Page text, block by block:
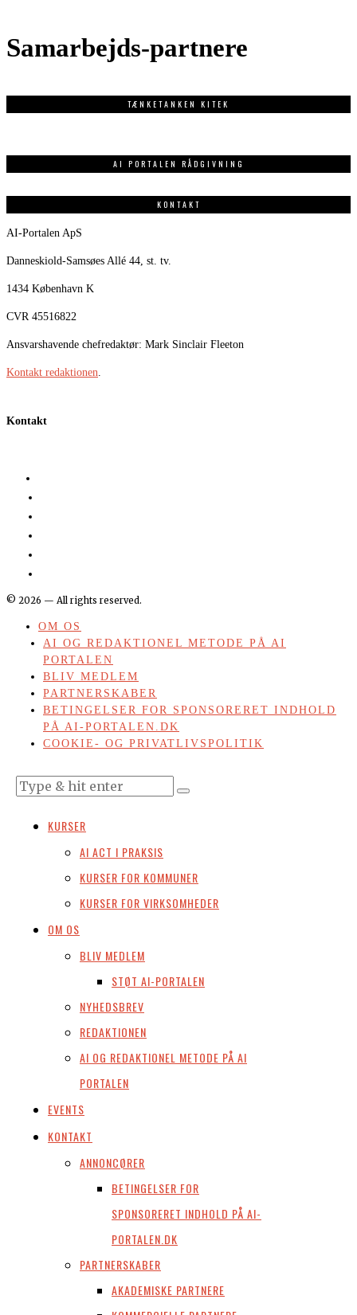
Samarbejds-partnere
TÆNKETANKEN KITEK
AI PORTALEN RÅDGIVNING
KONTAKT
AI-Portalen ApS
Danneskiold-Samsøes Allé 44, st. tv.
1434 København K
CVR 45516822
Ansvarshavende chefredaktør: Mark Sinclair Fleeton
Kontakt redaktionen
Kontakt
© 2026 — All rights reserved.
OM OS
AI OG REDAKTIONEL METODE PÅ AI
PORTALEN
BLIV MEDLEM
PARTNERSKABER
BETINGELSER FOR SPONSORERET INDHOLD
PÅ AI-PORTALEN.DK
COOKIE- OG PRIVATLIVSPOLITIK
KURSER
AI ACT I PRAKSIS
KURSER FOR KOMMUNER
KURSER FOR VIRKSOMHEDER
OM OS
BLIV MEDLEM
STØT AI-PORTALEN
NYHEDSBREV
REDAKTIONEN
AI OG REDAKTIONEL METODE PÅ AI
PORTALEN
EVENTS
KONTAKT
ANNONCØRER
BETINGELSER FOR
SPONSORERET INDHOLD PÅ AI-
PORTALEN.DK
PARTNERSKABER
AKADEMISKE PARTNERE